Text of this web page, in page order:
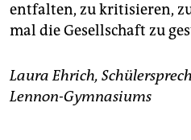
entfalten, zu kritisieren,
mal die Gesellschaft zu
Laura Ehrich,
Lennon-Gymnasiums